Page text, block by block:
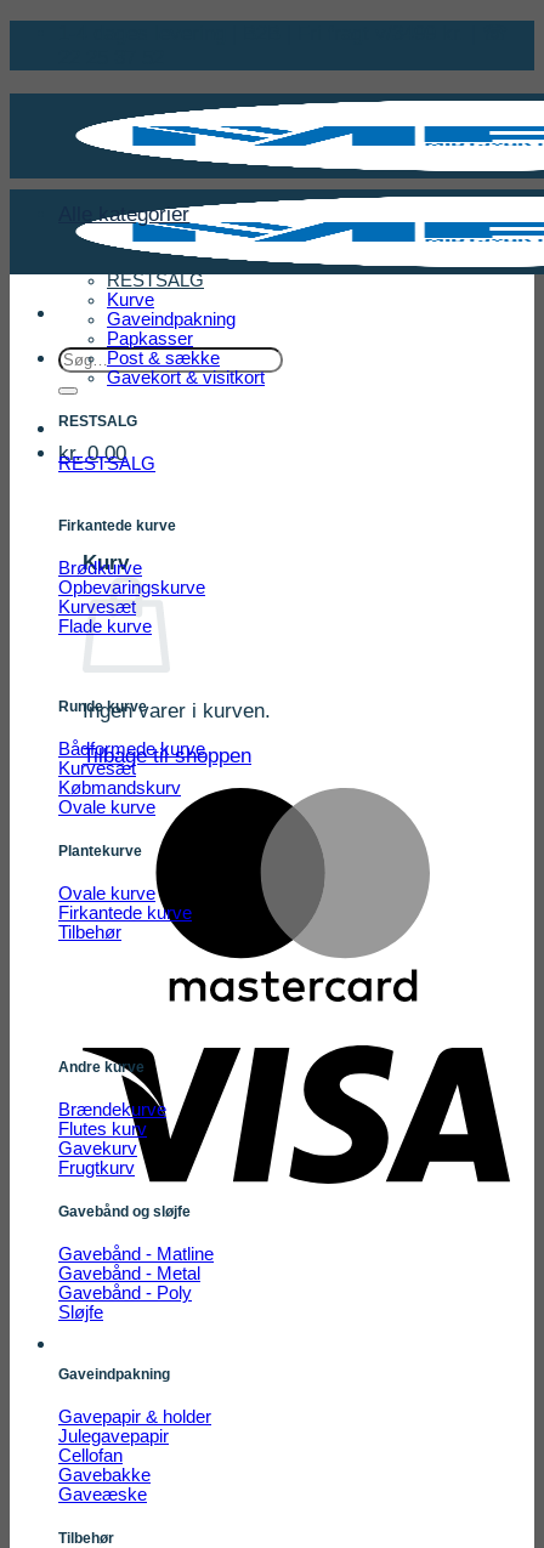
Søg
efter:
kr.0,00
Kurv
Ingen varer i kurven.
Tilbage til shoppen
Alle kategorier
RESTSALG
Kurve
Gaveindpakning
Papkasser
Post & sække
Gavekort & visitkort
RESTSALG
RESTSALG
Firkantede kurve
Brødkurve
Opbevaringskurve
Kurvesæt
Flade kurve
Runde kurve
Bådformede kurve
Kurvesæt
Købmandskurv
Ovale kurve
Plantekurve
Ovale kurve
Firkantede kurve
Tilbehør
Andre kurve
Brændekurve
Flutes kurv
Gavekurv
Frugtkurv
Gavebånd og sløjfe
Gavebånd - Matline
Gavebånd - Metal
Gavebånd - Poly
Sløjfe
Gaveindpakning
Gavepapir & holder
Julegavepapir
Cellofan
Gavebakke
Gaveæske
Tilbehør